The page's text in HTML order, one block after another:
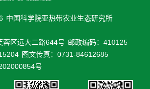
中国科学院亚热带农业生态研究所
蓉区远大二路644号 邮政编码：410125
图文传真：0731-84612685
号